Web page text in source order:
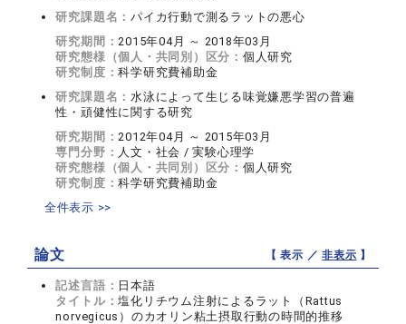
研究課題名：パイカ行動で測るラットの悪心
研究期間：2015年04月 ～ 2018年03月
研究態様（個人・共同別）区分： 個人研究
研究制度：科学研究費補助金
研究課題名：水泳によって生じる味覚嫌悪学習の普遍
性・頑健性に関する研究
研究期間：2012年04月 ～ 2015年03月
専門分野： 人文・社会 / 実験心理学
研究態様（個人・共同別）区分： 個人研究
研究制度：科学研究費補助金
全件表示 >>
論文 【 表示 ／非表示 】
記述言語： 日本語
タイトル：塩化リチウム注射によるラット（Rattus
norvegicus）のカオリン粘土摂取行動の時間的推移